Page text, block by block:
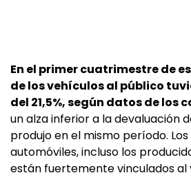
En el primer cuatrimestre de
de los vehículos al público
del 21,5%, según datos de los
un alza inferior a la devaluación
produjo en el mismo período.
automóviles, incluso los
están fuertemente vinculados al